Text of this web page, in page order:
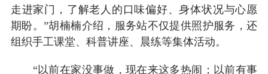
走进家门，了解老人的口味偏好、身体状况与心愿
期盼。”胡楠楠介绍，服务站不仅提供照护服务，还
组织手工课堂、科普讲座、晨练等集体活动。
“以前在家没事做，现在来这多热闹；以前有事